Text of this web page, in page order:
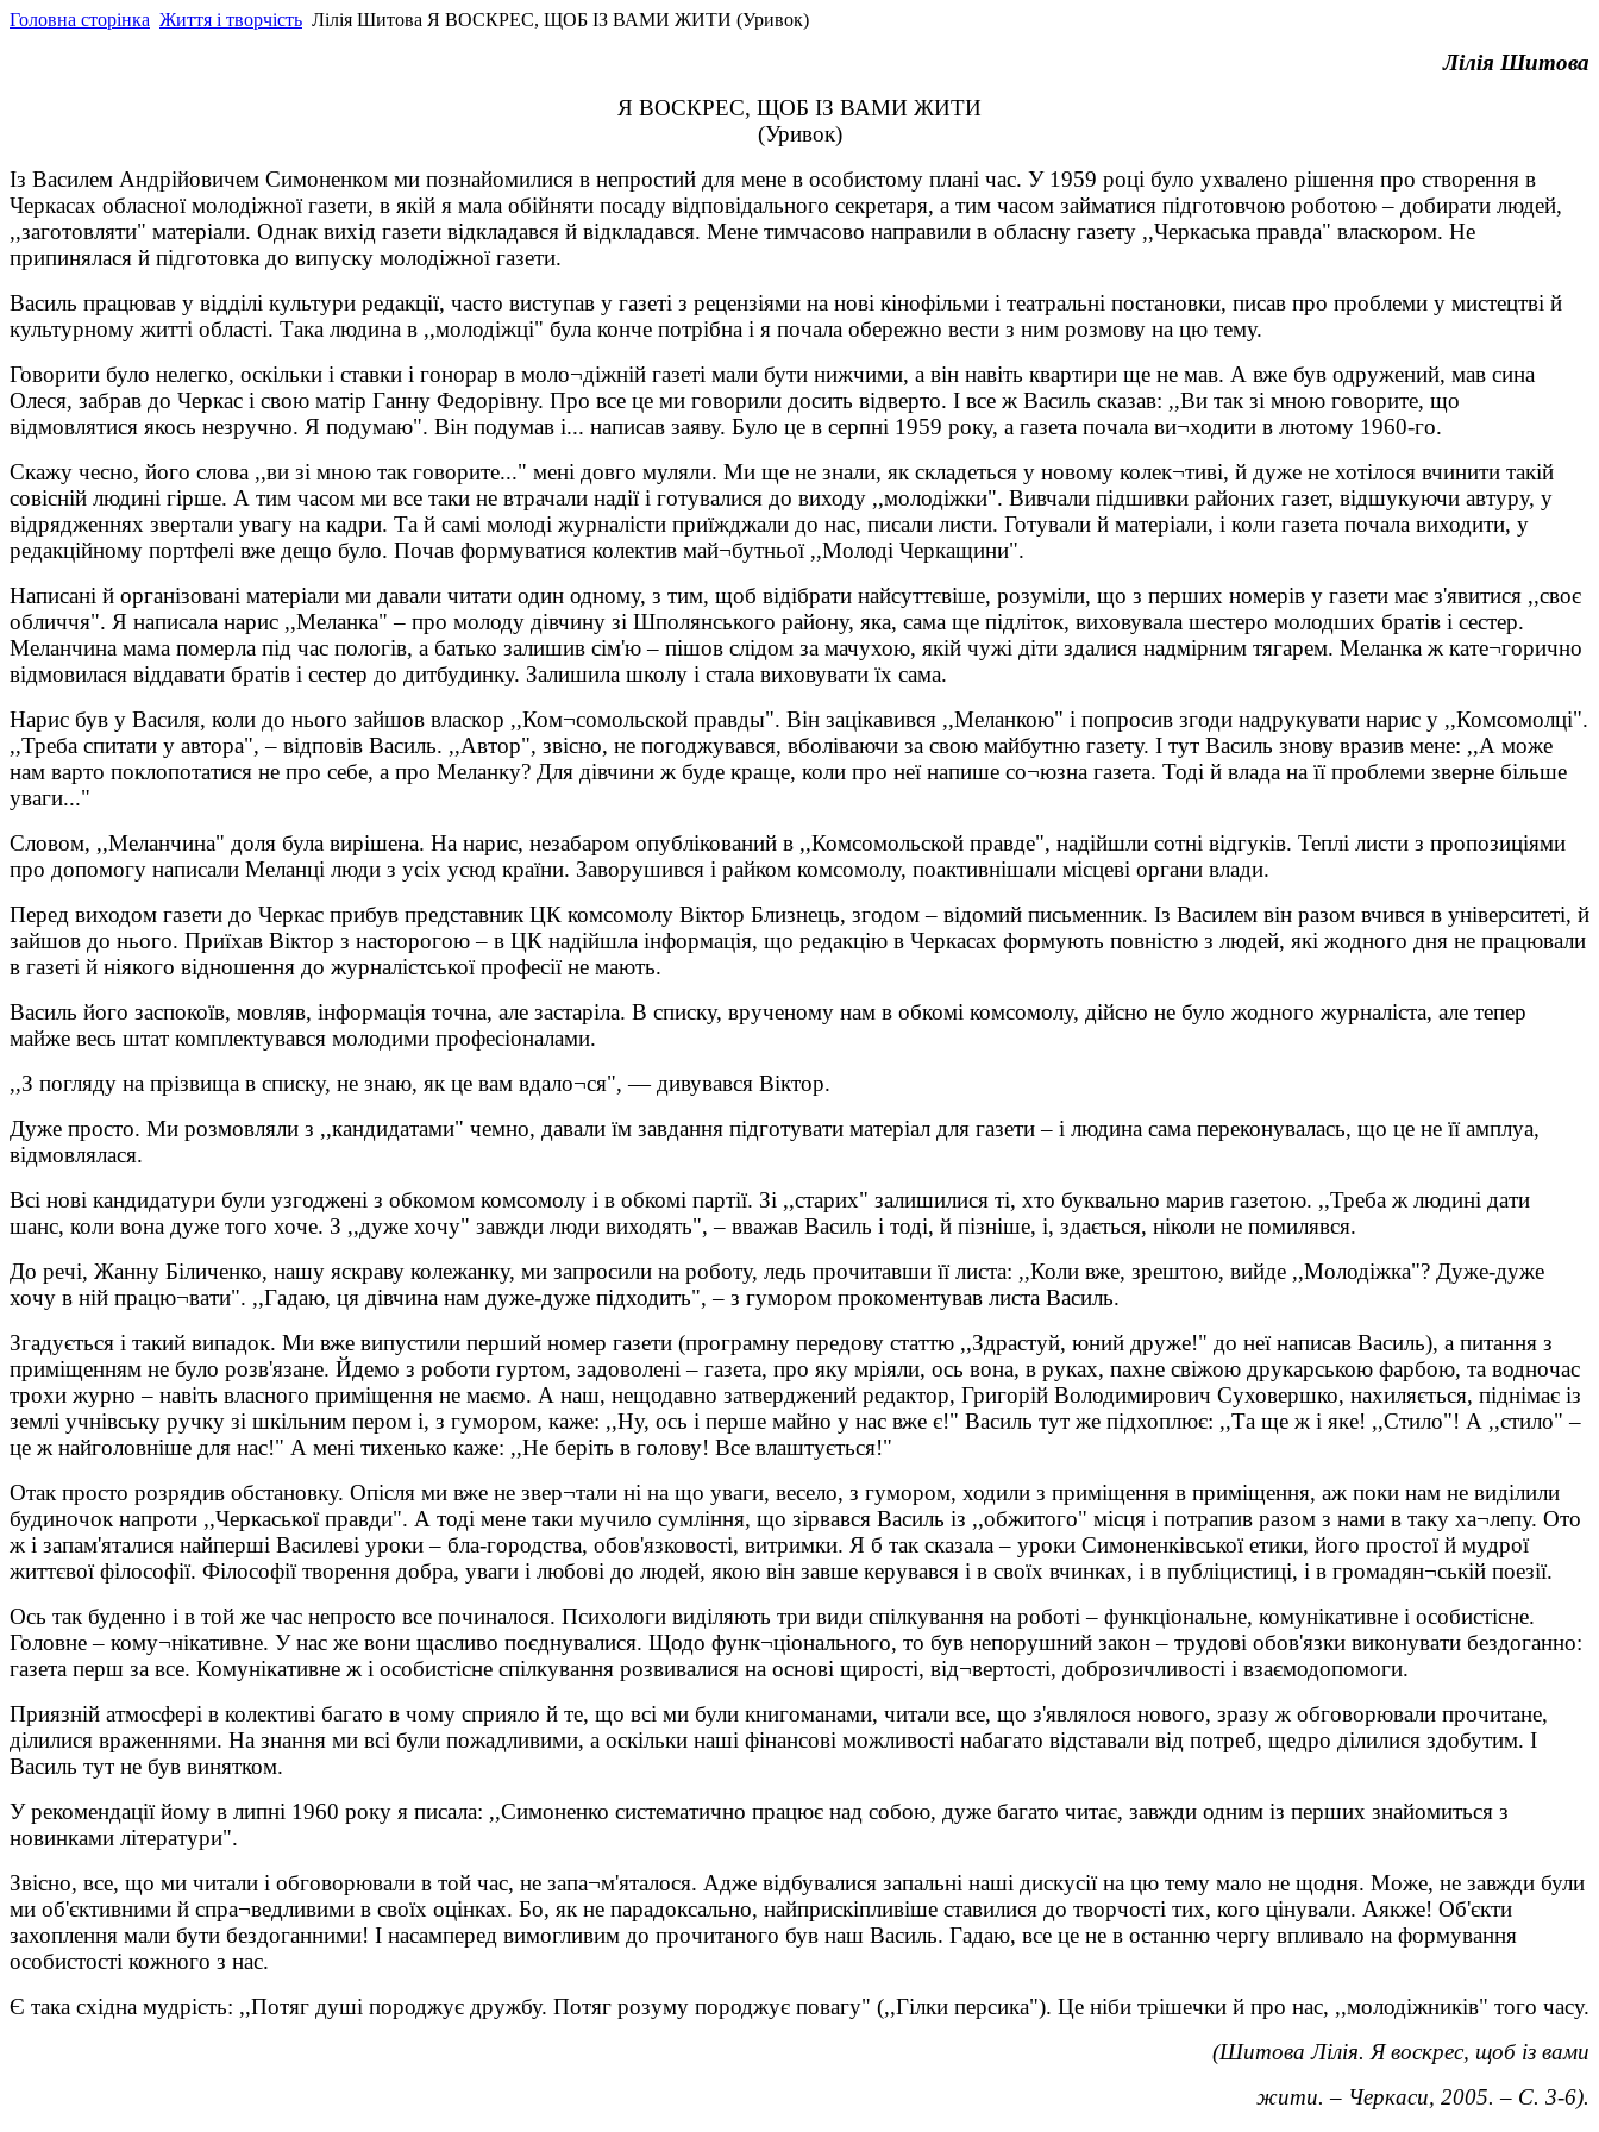
Головна сторінка Життя і творчість Лілія Шитова Я ВОСКРЕС, ЩОБ ІЗ ВАМИ ЖИТИ (Уривок)
Лілія Шитова
Я ВОСКРЕС, ЩОБ ІЗ ВАМИ ЖИТИ
(Уривок)
Із Василем Андрійовичем Симоненком ми познайомилися в непростий для мене в особистому плані час. У 1959 році було ухвалено рішення про створення в
Черкасах обласної молодіжної газети, в якій я мала обійняти посаду відповідального секретаря, а тим часом займатися підготовчою роботою – добирати людей,
,,заготовляти" матеріали. Однак вихід газети відкладався й відкладався. Мене тимчасово направили в обласну газету ,,Черкаська правда" власкором. Не
припинялася й підготовка до випуску молодіжної газети.
Василь працював у відділі культури редакції, часто виступав у газеті з рецензіями на нові кінофільми і театральні постановки, писав про проблеми у мистецтві й
культурному житті області. Така людина в ,,молодіжці" була конче потрібна і я почала обережно вести з ним розмову на цю тему.
Говорити було нелегко, оскільки і ставки і гонорар в моло¬діжній газеті мали бути нижчими, а він навіть квартири ще не мав. А вже був одружений, мав сина
Олеся, забрав до Черкас і свою матір Ганну Федорівну. Про все це ми говорили досить відверто. І все ж Василь сказав: ,,Ви так зі мною говорите, що
відмовлятися якось незручно. Я подумаю". Він подумав і... написав заяву. Було це в серпні 1959 року, а газета почала ви¬ходити в лютому 1960-го.
Скажу чесно, його слова ,,ви зі мною так говорите..." мені довго муляли. Ми ще не знали, як складеться у новому колек¬тиві, й дуже не хотілося вчинити такій
совісній людині гірше. А тим часом ми все таки не втрачали надії і готувалися до виходу ,,молодіжки". Вивчали підшивки районих газет, відшукуючи автуру, у
відрядженнях звертали увагу на кадри. Та й самі молоді журналісти приїжджали до нас, писали листи. Готували й матеріали, і коли газета почала виходити, у
редакційному портфелі вже дещо було. Почав формуватися колектив май¬бутньої ,,Молоді Черкащини".
Написані й організовані матеріали ми давали читати один одному, з тим, щоб відібрати найсуттєвіше, розуміли, що з перших номерів у газети має з'явитися ,,своє
обличчя". Я написала нарис ,,Меланка" – про молоду дівчину зі Шполянського району, яка, сама ще підліток, виховувала шестеро молодших братів і сестер.
Меланчина мама померла під час пологів, а батько залишив сім'ю – пішов слідом за мачухою, якій чужі діти здалися надмірним тягарем. Меланка ж кате¬горично
відмовилася віддавати братів і сестер до дитбудинку. Залишила школу і стала виховувати їх сама.
Нарис був у Василя, коли до нього зайшов власкор ,,Ком¬сомольской правды". Він зацікавився ,,Меланкою" і попросив згоди надрукувати нарис у ,,Комсомолці".
,,Треба спитати у автора", – відповів Василь. ,,Автор", звісно, не погоджувався, вболіваючи за свою майбутню газету. І тут Василь знову вразив мене: ,,А може
нам варто поклопотатися не про себе, а про Меланку? Для дівчини ж буде краще, коли про неї напише со¬юзна газета. Тоді й влада на її проблеми зверне більше
уваги..."
Словом, ,,Меланчина" доля була вирішена. На нарис, незабаром опублікований в ,,Комсомольской правде", надійшли сотні відгуків. Теплі листи з пропозиціями
про допомогу написали Меланці люди з усіх усюд країни. Заворушився і райком комсомолу, поактивнішали місцеві органи влади.
Перед виходом газети до Черкас прибув представник ЦК комсомолу Віктор Близнець, згодом – відомий письменник. Із Василем він разом вчився в університеті, й
зайшов до нього. Приїхав Віктор з насторогою – в ЦК надійшла інформація, що редакцію в Черкасах формують повністю з людей, які жодного дня не працювали
в газеті й ніякого відношення до журналістської професії не мають.
Василь його заспокоїв, мовляв, інформація точна, але застаріла. В списку, врученому нам в обкомі комсомолу, дійсно не було жодного журналіста, але тепер
майже весь штат комплектувався молодими професіоналами.
,,З погляду на прізвища в списку, не знаю, як це вам вдало¬ся", — дивувався Віктор.
Дуже просто. Ми розмовляли з ,,кандидатами" чемно, давали їм завдання підготувати матеріал для газети – і людина сама переконувалась, що це не її амплуа,
відмовлялася.
Всі нові кандидатури були узгоджені з обкомом комсомолу і в обкомі партії. Зі ,,старих" залишилися ті, хто буквально марив газетою. ,,Треба ж людині дати
шанс, коли вона дуже того хоче. З ,,дуже хочу" завжди люди виходять", – вважав Василь і тоді, й пізніше, і, здається, ніколи не помилявся.
До речі, Жанну Біличенко, нашу яскраву колежанку, ми запросили на роботу, ледь прочитавши її листа: ,,Коли вже, зрештою, вийде ,,Молодіжка"? Дуже-дуже
хочу в ній працю¬вати". ,,Гадаю, ця дівчина нам дуже-дуже підходить", – з гумором прокоментував листа Василь.
Згадується і такий випадок. Ми вже випустили перший номер газети (програмну передову статтю ,,Здрастуй, юний друже!" до неї написав Василь), а питання з
приміщенням не було розв'язане. Йдемо з роботи гуртом, задоволені – газета, про яку мріяли, ось вона, в руках, пахне свіжою друкарською фарбою, та водночас
трохи журно – навіть власного приміщення не маємо. А наш, нещодавно затверджений редактор, Григорій Володимирович Суховершко, нахиляється, піднімає із
землі учнівську ручку зі шкільним пером і, з гумором, каже: ,,Ну, ось і перше майно у нас вже є!" Василь тут же підхоплює: ,,Та ще ж і яке! ,,Стило"! А ,,стило" –
це ж найголовніше для нас!" А мені тихенько каже: ,,Не беріть в голову! Все влаштується!"
Отак просто розрядив обстановку. Опісля ми вже не звер¬тали ні на що уваги, весело, з гумором, ходили з приміщення в приміщення, аж поки нам не виділили
будиночок напроти ,,Черкаської правди". А тоді мене таки мучило сумління, що зірвався Василь із ,,обжитого" місця і потрапив разом з нами в таку ха¬лепу. Ото
ж і запам'яталися найперші Василеві уроки – бла-городства, обов'язковості, витримки. Я б так сказала – уроки Симоненківської етики, його простої й мудрої
життєвої філософії. Філософії творення добра, уваги і любові до людей, якою він завше керувався і в своїх вчинках, і в публіцистиці, і в громадян¬ській поезії.
Ось так буденно і в той же час непросто все починалося. Психологи виділяють три види спілкування на роботі – функціональне, комунікативне і особистісне.
Головне – кому¬нікативне. У нас же вони щасливо поєднувалися. Щодо функ¬ціонального, то був непорушний закон – трудові обов'язки виконувати бездоганно:
газета перш за все. Комунікативне ж і особистісне спілкування розвивалися на основі щирості, від¬вертості, доброзичливості і взаємодопомоги.
Приязній атмосфері в колективі багато в чому сприяло й те, що всі ми були книгоманами, читали все, що з'являлося нового, зразу ж обговорювали прочитане,
ділилися враженнями. На знання ми всі були пожадливими, а оскільки наші фінансові можливості набагато відставали від потреб, щедро ділилися здобутим. І
Василь тут не був винятком.
У рекомендації йому в липні 1960 року я писала: ,,Симоненко систематично працює над собою, дуже багато читає, завжди одним із перших знайомиться з
новинками літератури".
Звісно, все, що ми читали і обговорювали в той час, не запа¬м'яталося. Адже відбувалися запальні наші дискусії на цю тему мало не щодня. Може, не завжди були
ми об'єктивними й спра¬ведливими в своїх оцінках. Бо, як не парадоксально, найприскіпливіше ставилися до творчості тих, кого цінували. Аякже! Об'єкти
захоплення мали бути бездоганними! І насамперед вимогливим до прочитаного був наш Василь. Гадаю, все це не в останню чергу впливало на формування
особистості кожного з нас.
Є така східна мудрість: ,,Потяг душі породжує дружбу. Потяг розуму породжує повагу" (,,Гілки персика"). Це ніби трішечки й про нас, ,,молодіжників" того часу.
(Шитова Лілія. Я воскрес, щоб із вами
жити. – Черкаси, 2005. – С. 3-6).